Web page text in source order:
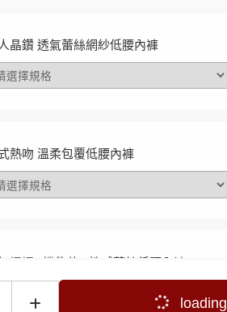
晶鑽 透氣蕾絲網紗低腰內褲
熱吻 溫柔包覆低腰內褲
爆爆®機能款 | 性感蕾絲低腰內褲
loading